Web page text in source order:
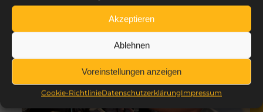
Akzeptieren
Ablehnen
Voreinstellungen anzeigen
Cookie-RichtlinieDatenschutzerklärungImpressum